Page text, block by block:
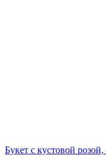
Букет с кустовой